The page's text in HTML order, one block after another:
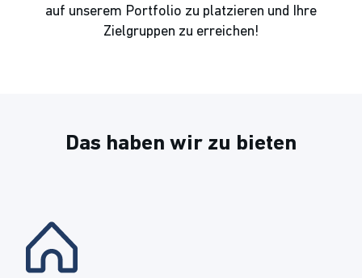
auf unserem Portfolio zu platzieren und Ihre
Zielgruppen zu erreichen!
Das haben wir zu bieten